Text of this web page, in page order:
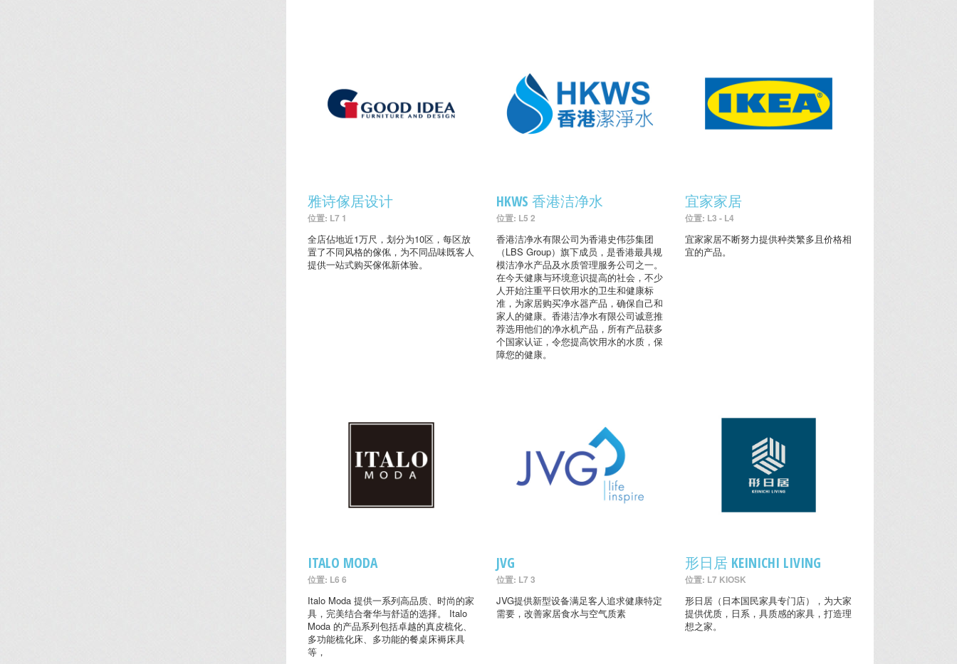
雅诗傢居设计
位置: L7 1
全店佔地近1万尺，划分为10区，每区放
置了不同风格的傢俬，为不同品味既客人
提供一站式购买傢俬新体验。
HKWS 香港洁净水
位置: L5 2
香港洁净水有限公司为香港史伟莎集团
（LBS Group）旗下成员，是香港最具规
模洁净水产品及水质管理服务公司之一。
在今天健康与环境意识提高的社会，不少
人开始注重平日饮用水的卫生和健康标
准，为家居购买净水器产品，确保自己和
家人的健康。香港洁净水有限公司诚意推
荐选用他们的净水机产品，所有产品获多
个国家认证，令您提高饮用水的水质，保
障您的健康。
宜家家居
位置: L3 - L4
宜家家居不断努力提供种类繁多且价格相
宜的产品。
ITALO MODA
位置: L6 6
Italo Moda 提供一系列高品质、时尚的家
具，完美结合奢华与舒适的选择。 Italo
Moda 的产品系列包括卓越的真皮梳化、
多功能梳化床、多功能的餐桌床褥床具
等，
JVG
位置: L7 3
JVG提供新型设备满足客人追求健康特定
需要，改善家居食水与空气质素
形日居 KEINICHI LIVING
位置: L7 KIOSK
形日居（日本国民家具专门店），为大家
提供优质，日系，具质感的家具，打造理
想之家。